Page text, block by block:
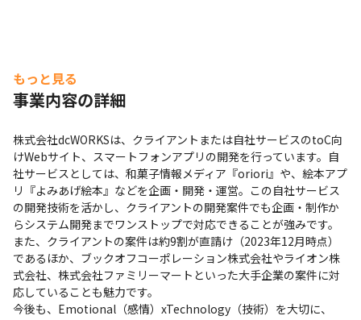
もっと見る
事業内容の詳細
株式会社dcWORKSは、クライアントまたは自社サービスのtoC向
けWebサイト、スマートフォンアプリの開発を行っています。自
社サービスとしては、和菓子情報メディア『oriori』や、絵本アプ
リ『よみあげ絵本』などを企画・開発・運営。この自社サービス
の開発技術を活かし、クライアントの開発案件でも企画・制作か
らシステム開発までワンストップで対応できることが強みです。
また、クライアントの案件は約9割が直請け（2023年12月時点）
であるほか、ブックオフコーポレーション株式会社やライオン株
式会社、株式会社ファミリーマートといった大手企業の案件に対
応していることも魅力です。
今後も、Emotional（感情）xTechnology（技術）を大切に、